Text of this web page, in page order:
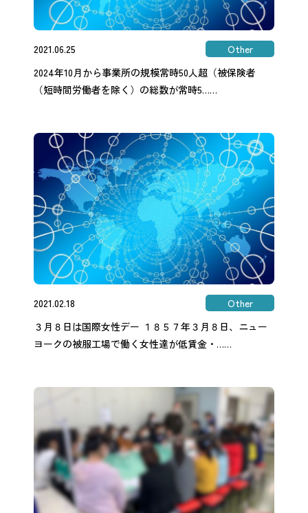
2021.06.25
Other
2024年10月から事業所の規模常時50人超（被保険者
（短時間労働者を除く）の総数が常時5……
2021.02.18
Other
３月８日は国際女性デー １８５７年３月８日、ニュー
ヨークの被服工場で働く女性達が低賃金・……